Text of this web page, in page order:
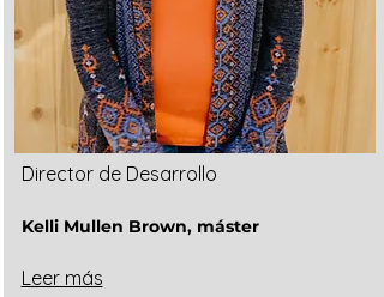
Director de Desarrollo
Kelli Mullen Brown, máster
Leer más